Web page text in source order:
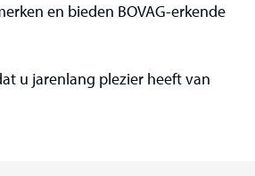
en bieden BOVAG-erkende
u jarenlang plezier heeft van